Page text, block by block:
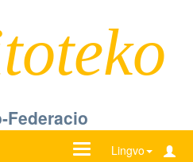
Federacio
Lingvo
Ŝanĝu